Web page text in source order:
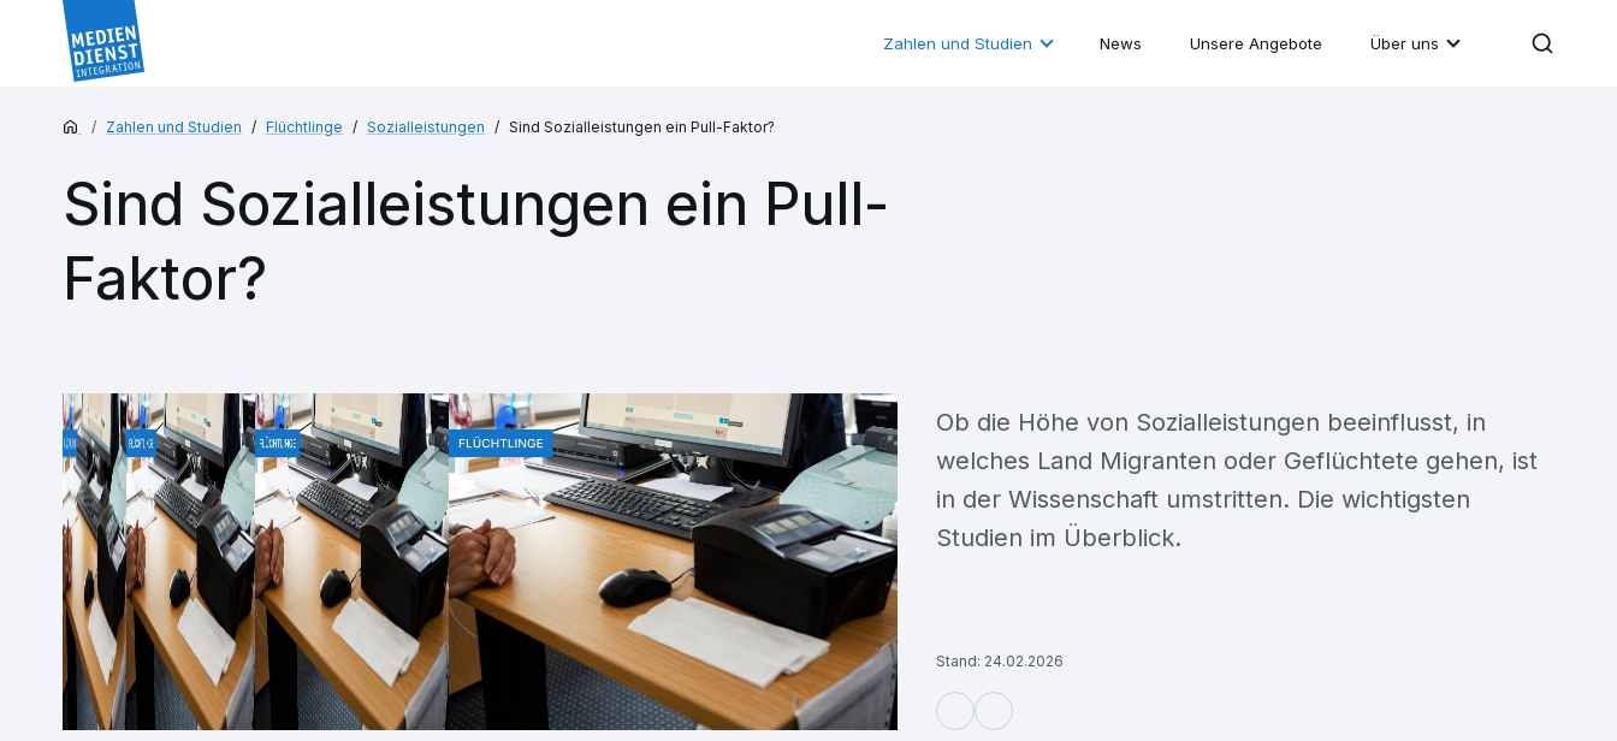
Zahlen und Studien News Unsere Angebote Über uns
Zahlen und Studien Flüchtlinge Sozialleistungen Sind Sozialleistungen ein Pull-Faktor?
Sind Sozialleistungen ein Pull-
Faktor?
Ob die Höhe von Sozialleistungen beeinflusst, in
welches Land Migranten oder Geflüchtete gehen, ist
in der Wissenschaft umstritten. Die wichtigsten
Studien im Überblick.
Stand: 24.02.2026